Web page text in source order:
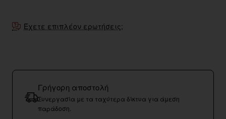
Έχετε επιπλέον ερωτήσεις;
Γρήγορη αποστολή
Συνεργασία με τα ταχύτερα δίκτυα για άμεση
παράδοση.